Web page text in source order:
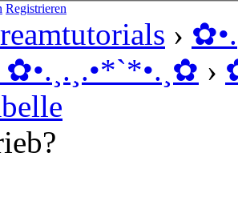
Registrieren
› ✿
•.¸.¸.•*`*•.¸✿ ›